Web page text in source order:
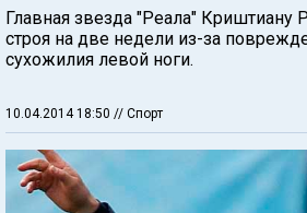
Главная звезда "Реала" Криштиану
строя на две недели из-за
сухожилия левой ноги.
10.04.2014 18:50 // Спорт